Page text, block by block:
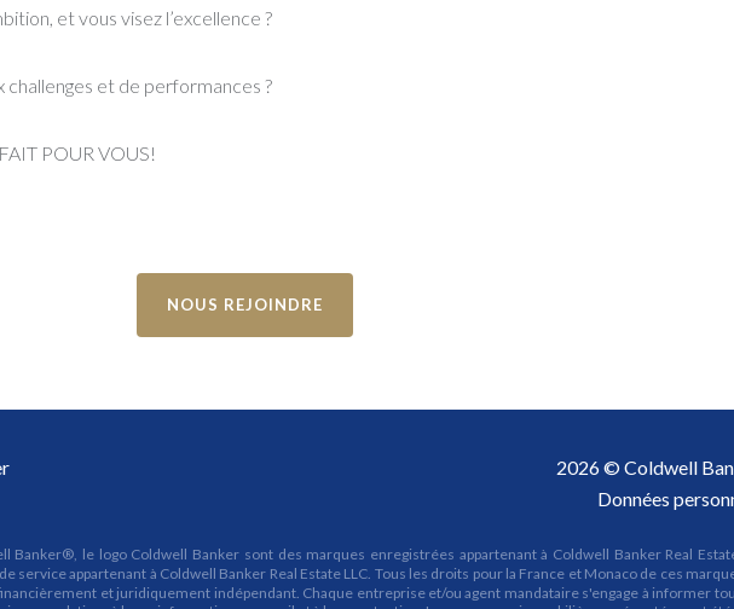
et vous visez l’excellence ?
et de performances ?
POUR VOUS!
NOUS REJOINDRE
2026 © Coldwell
Données
le logo Coldwell Banker sont des marques enregistrées appartenant à Coldwell Banker Real
appartenant à Coldwell Banker Real Estate LLC. Tous les droits pour la France et Monaco de ces
et juridiquement indépendant. Chaque entreprise et/ou agent mandataire s'engage à informer